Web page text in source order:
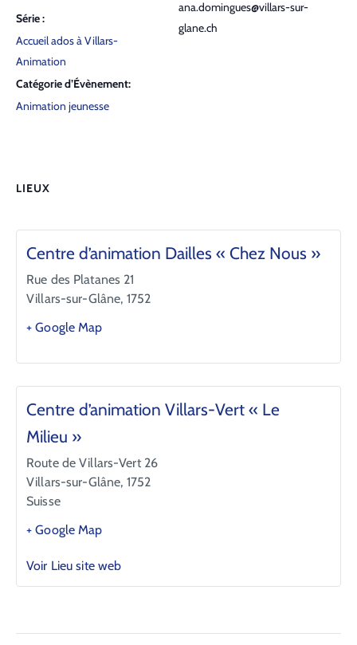
Série :
Accueil ados à Villars-
Animation
Catégorie d’Évènement:
Animation jeunesse
ana.domingues@villars-sur-
glane.ch
LIEUX
Centre d’animation Dailles « Chez Nous »
Rue des Platanes 21
Villars-sur-Glâne, 1752
+ Google Map
Centre d’animation Villars-Vert « Le
Milieu »
Route de Villars-Vert 26
Villars-sur-Glâne, 1752
Suisse
+ Google Map
Voir Lieu site web